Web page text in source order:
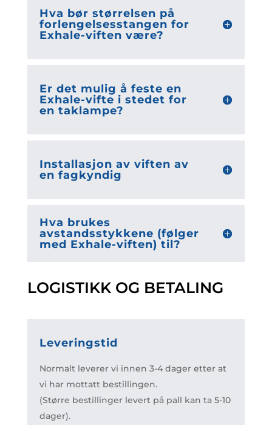
Hva bør størrelsen på
forlengelsesstangen for
Exhale-viften være?
Er det mulig å feste en
Exhale-vifte i stedet for
en taklampe?
Installasjon av viften av
en fagkyndig
Hva brukes
avstandsstykkene (følger
med Exhale-viften) til?
LOGISTIKK OG BETALING
Leveringstid
Normalt leverer vi innen 3-4 dager etter at
vi har mottatt bestillingen.
(Større bestillinger levert på pall kan ta 5-10
dager).